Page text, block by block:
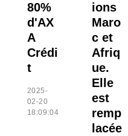
80%
d'AX
A
Crédi
t
2025-
02-20
18:09:04
ions
Maro
c et
Afriq
ue.
Elle
est
remp
lacée